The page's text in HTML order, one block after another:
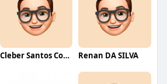
Cleber Santos Costa Renan DA SILVA